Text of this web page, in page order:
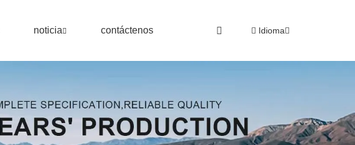
noticia contáctenos Idioma